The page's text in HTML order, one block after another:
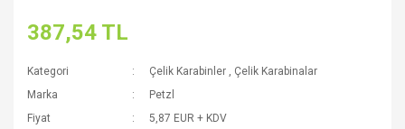
387,54 TL
Kategori Çelik Karabinler , Çelik Karabinalar
Marka
Petzl
Fiyat
5,87 EUR + KDV